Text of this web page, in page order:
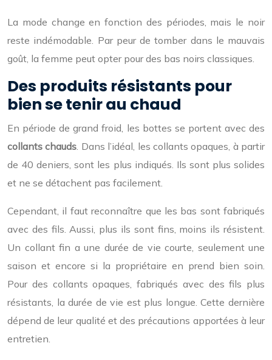
La mode change en fonction des périodes, mais le noir
reste indémodable. Par peur de tomber dans le mauvais
goût, la femme peut opter pour des bas noirs classiques.
Des produits résistants pour
bien se tenir au chaud
En période de grand froid, les bottes se portent avec des
collants chauds. Dans l’idéal, les collants opaques, à partir
de 40 deniers, sont les plus indiqués. Ils sont plus solides
et ne se détachent pas facilement.
Cependant, il faut reconnaître que les bas sont fabriqués
avec des fils. Aussi, plus ils sont fins, moins ils résistent.
Un collant fin a une durée de vie courte, seulement une
saison et encore si la propriétaire en prend bien soin.
Pour des collants opaques, fabriqués avec des fils plus
résistants, la durée de vie est plus longue. Cette dernière
dépend de leur qualité et des précautions apportées à leur
entretien.